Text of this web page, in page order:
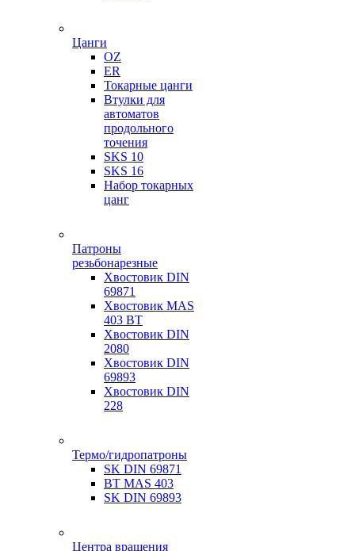
Цанги
OZ
ER
Токарные цанги
Втулки для
автоматов
продольного
точения
SKS 10
SKS 16
Набор токарных
цанг
Патроны
резьбонарезные
Хвостовик DIN
69871
Хвостовик MAS
403 BT
Хвостовик DIN
2080
Хвостовик DIN
69893
Хвостовик DIN
228
Термо/гидропатроны
SK DIN 69871
BT MAS 403
SK DIN 69893
Центра вращения